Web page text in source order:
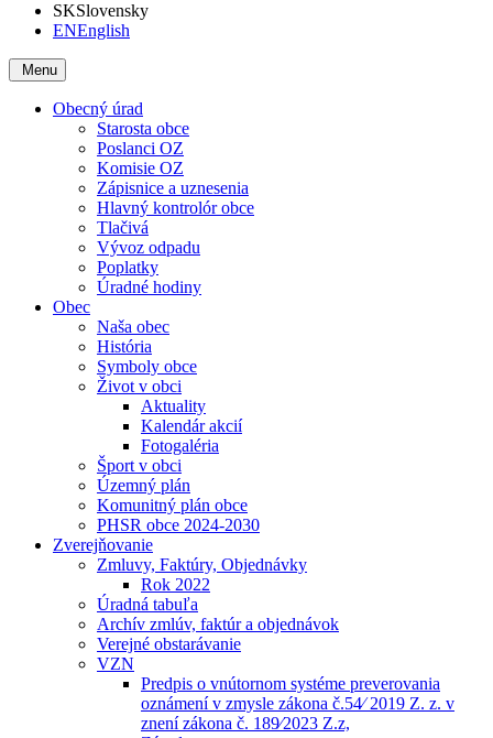
SKSlovensky
ENEnglish
Menu
Obecný úrad
Starosta obce
Poslanci OZ
Komisie OZ
Zápisnice a uznesenia
Hlavný kontrolór obce
Tlačivá
Vývoz odpadu
Poplatky
Úradné hodiny
Obec
Naša obec
História
Symboly obce
Život v obci
Aktuality
Kalendár akcií
Fotogaléria
Šport v obci
Územný plán
Komunitný plán obce
PHSR obce 2024-2030
Zverejňovanie
Zmluvy, Faktúry, Objednávky
Rok 2022
Úradná tabuľa
Archív zmlúv, faktúr a objednávok
Verejné obstarávanie
VZN
Predpis o vnútornom systéme preverovania
oznámení v zmysle zákona č.54⁄ 2019 Z. z. v
znení zákona č. 189⁄2023 Z.z,